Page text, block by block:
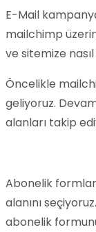
E-Mail
mailchimp
ve sitemize
Öncelikle
geliyoruz.
alanları takip
Abonelik
alanını
abonelik